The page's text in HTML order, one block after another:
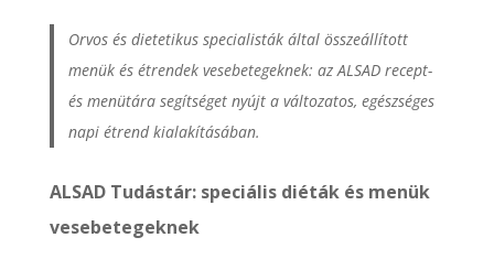
Orvos és dietetikus specialisták által összeállított
menük és étrendek vesebetegeknek: az ALSAD recept-
és menütára segítséget nyújt a változatos, egészséges
napi étrend kialakításában.
ALSAD Tudástár: speciális diéták és menük
vesebetegeknek